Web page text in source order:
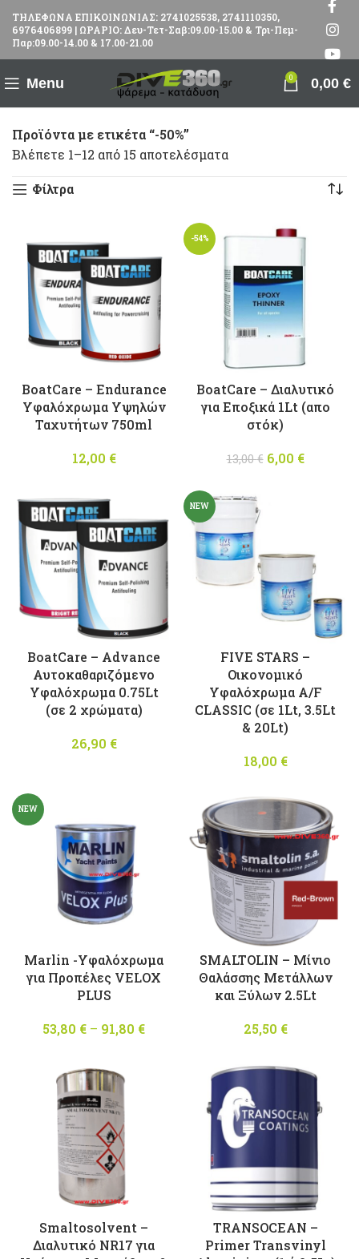
ΤΗΛΕΦΩΝΑ ΕΠΙΚΟΙΝΩΝΙΑΣ: 2741025538, 2741110350,
6976406899 | ΩΡΑΡΙΟ: Δευ-Τετ-Σαβ:09.00-15.00 & Τρι-Πεμ-
Παρ:09.00-14.00 & 17.00-21.00
Menu 0 0,00 €
Προϊόντα με ετικέτα “-50%”
Βλέπετε 1–12 από 15 αποτελέσματα
Φίλτρα
BoatCare – Endurance
Υφαλόχρωμα Υψηλών
Ταχυτήτων 750ml
12,00 €
-54%
BoatCare – Διαλυτικό
για Εποξικά 1Lt (απο
στόκ)
13,00€
Original
6,00 €
BoatCare – Advance
Αυτοκαθαριζόμενο
Υφαλόχρωμα 0.75Lt
(σε 2 χρώματα)
26,90 €
NEW
FIVE STARS –
Οικονομικό
Υφαλόχρωμα A/F
CLASSIC (σε 1Lt, 3.5Lt
& 20Lt)
18,00 €
NEW
Marlin -Υφαλόχρωμα
για Προπέλες VELOX
PLUS
53,80 € – 91,80 €
SMALTOLIN – Μίνιο
Θαλάσσης Μετάλλων
και Ξύλων 2.5Lt
25,50 €
Smaltosolvent –
Διαλυτικό NR17 για
TRANSOCEAN –
Primer Transvinyl